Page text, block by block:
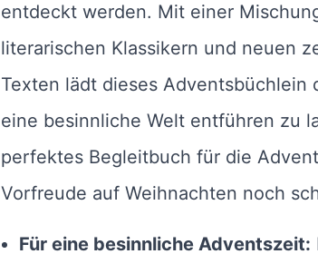
entdeckt werden. Mit einer
literarischen Klassikern und neuen
Texten lädt dieses Adventsbüchlein
eine besinnliche Welt entführen zu
perfektes Begleitbuch für die
Vorfreude auf Weihnachten noch
Für eine besinnliche Adventszeit: